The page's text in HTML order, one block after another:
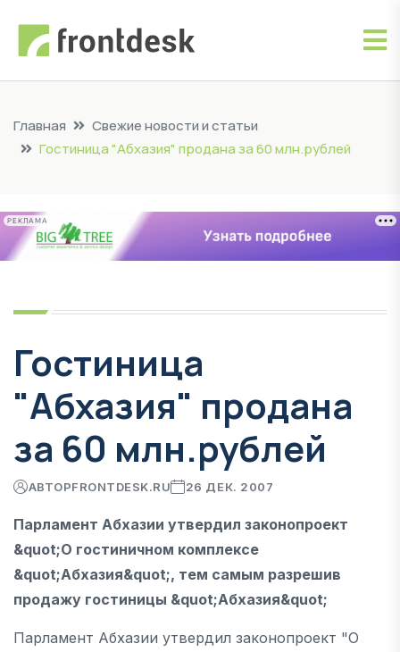
Главная
Свежие новости и статьи
Гостиница "Абхазия" продана за 60 млн.рублей
РЕКЛАМА
Гостиница
"Абхазия" продана
за 60 млн.рублей
АВТОРFRONTDESK.RU 26 ДЕК. 2007
Парламент Абхазии утвердил законопроект
&quot;О гостиничном комплексе
&quot;Абхазия&quot;, тем самым разрешив
продажу гостиницы &quot;Абхазия&quot;
Парламент Абхазии утвердил законопроект "О